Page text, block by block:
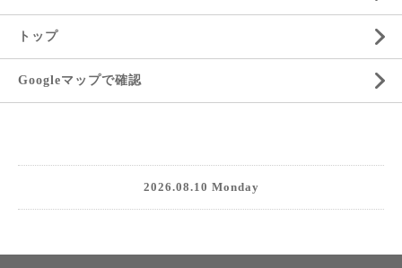
トップ
Googleマップで確認
2026.08.10 Monday